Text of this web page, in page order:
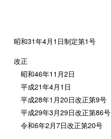
昭和31年4月1日制定第1号
改正
昭和46年11月2日
平成21年4月1日
平成28年1月20日改正第9号
平成29年3月29日改正第86号
令和6年2月7日改正第20号